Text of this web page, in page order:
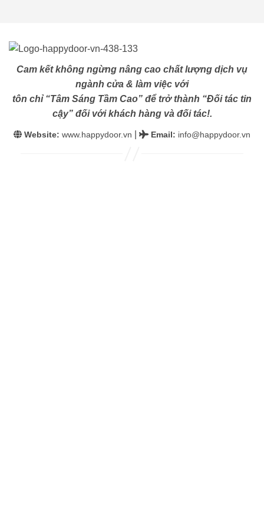
Cam kết không ngừng nâng cao chất lượng dịch vụ
ngành cửa & làm việc với
tôn chỉ “Tâm Sáng Tầm Cao” để trở thành “Đối tác tin
cậy” đối với khách hàng và đối tác!.
Website: www.happydoor.vn Email: info@happydoor.vn